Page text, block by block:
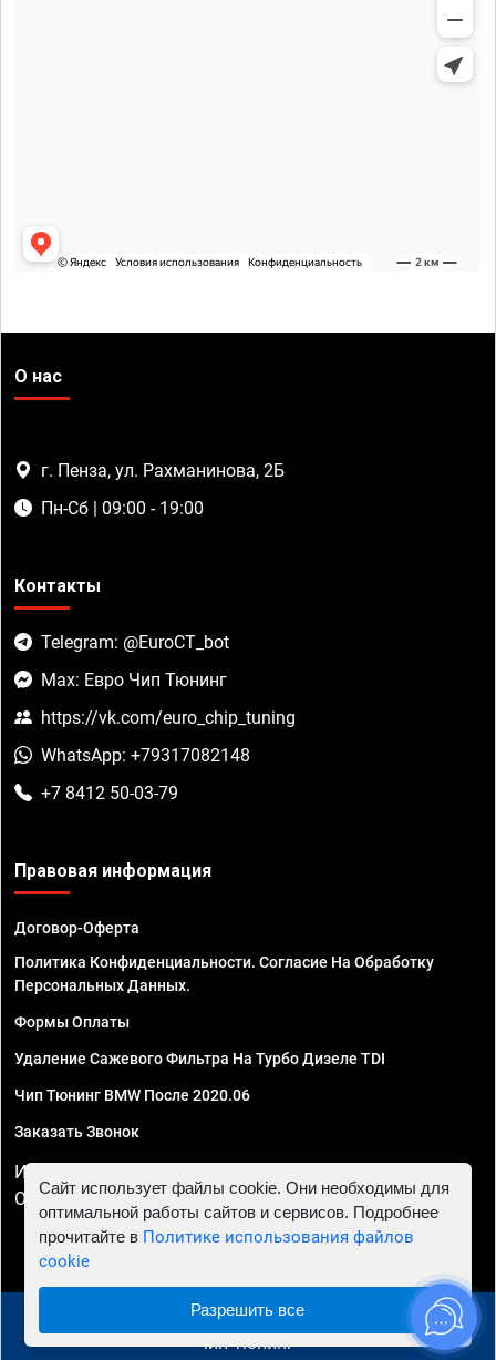
О нас
г. Пенза, ул. Рахманинова, 2Б
Пн-Сб | 09:00 - 19:00
Контакты
Telegram: @EuroCT_bot
Max: Евро Чип Тюнинг
https://vk.com/euro_chip_tuning
WhatsApp: +79317082148
+7 8412 50-03-79
Правовая информация
Договор-Оферта
Политика Конфиденциальности. Согласие На Обработку
Персональных Данных.
Формы Оплаты
Удаление Сажевого Фильтра На Турбо Дизеле TDI
Чип Тюнинг BMW После 2020.06
Заказать Звонок
ИП Смирнов Георгий Павлович. ИНН 781302555843,
ОГРНИП 324470400032610
© 2010 - 2026 Чип тюнинг в Пензе - Автосервис "Евро
Чип Тюнинг"
Сайт использует файлы cookie. Они необходимы для
оптимальной работы сайтов и сервисов. Подробнее
прочитайте в Политике использования файлов
cookie
Разрешить все